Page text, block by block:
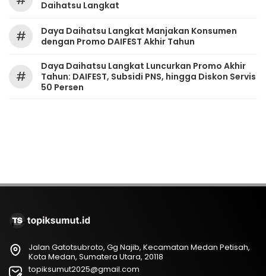
Daihatsu Langkat
#
Daya Daihatsu Langkat Manjakan Konsumen
dengan Promo DAIFEST Akhir Tahun
#
Daya Daihatsu Langkat Luncurkan Promo Akhir
Tahun: DAIFEST, Subsidi PNS, hingga Diskon Servis
50 Persen
Jalan Gatotsubroto, Gg Najib, Kecamatan Medan Petisah,
Kota Medan, Sumatera Utara, 20118
topiksumut2025@gmail.com